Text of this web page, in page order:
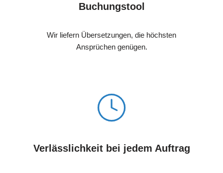
Buchungstool
Wir liefern Übersetzungen, die höchsten
Ansprüchen genügen.
Verlässlichkeit bei jedem Auftrag